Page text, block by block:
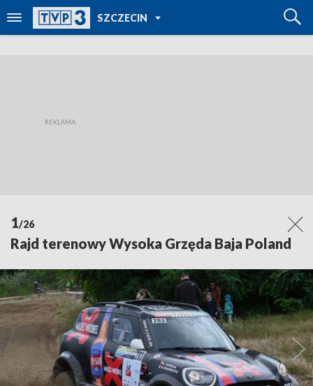
SZCZECIN
TVP REGIONY
1/26
Rajd terenowy Wysoka Grzęda Baja Poland